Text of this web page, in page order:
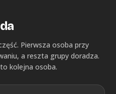
Pierwsza osoba przy
a reszta grupy doradza.
kolejna osoba.